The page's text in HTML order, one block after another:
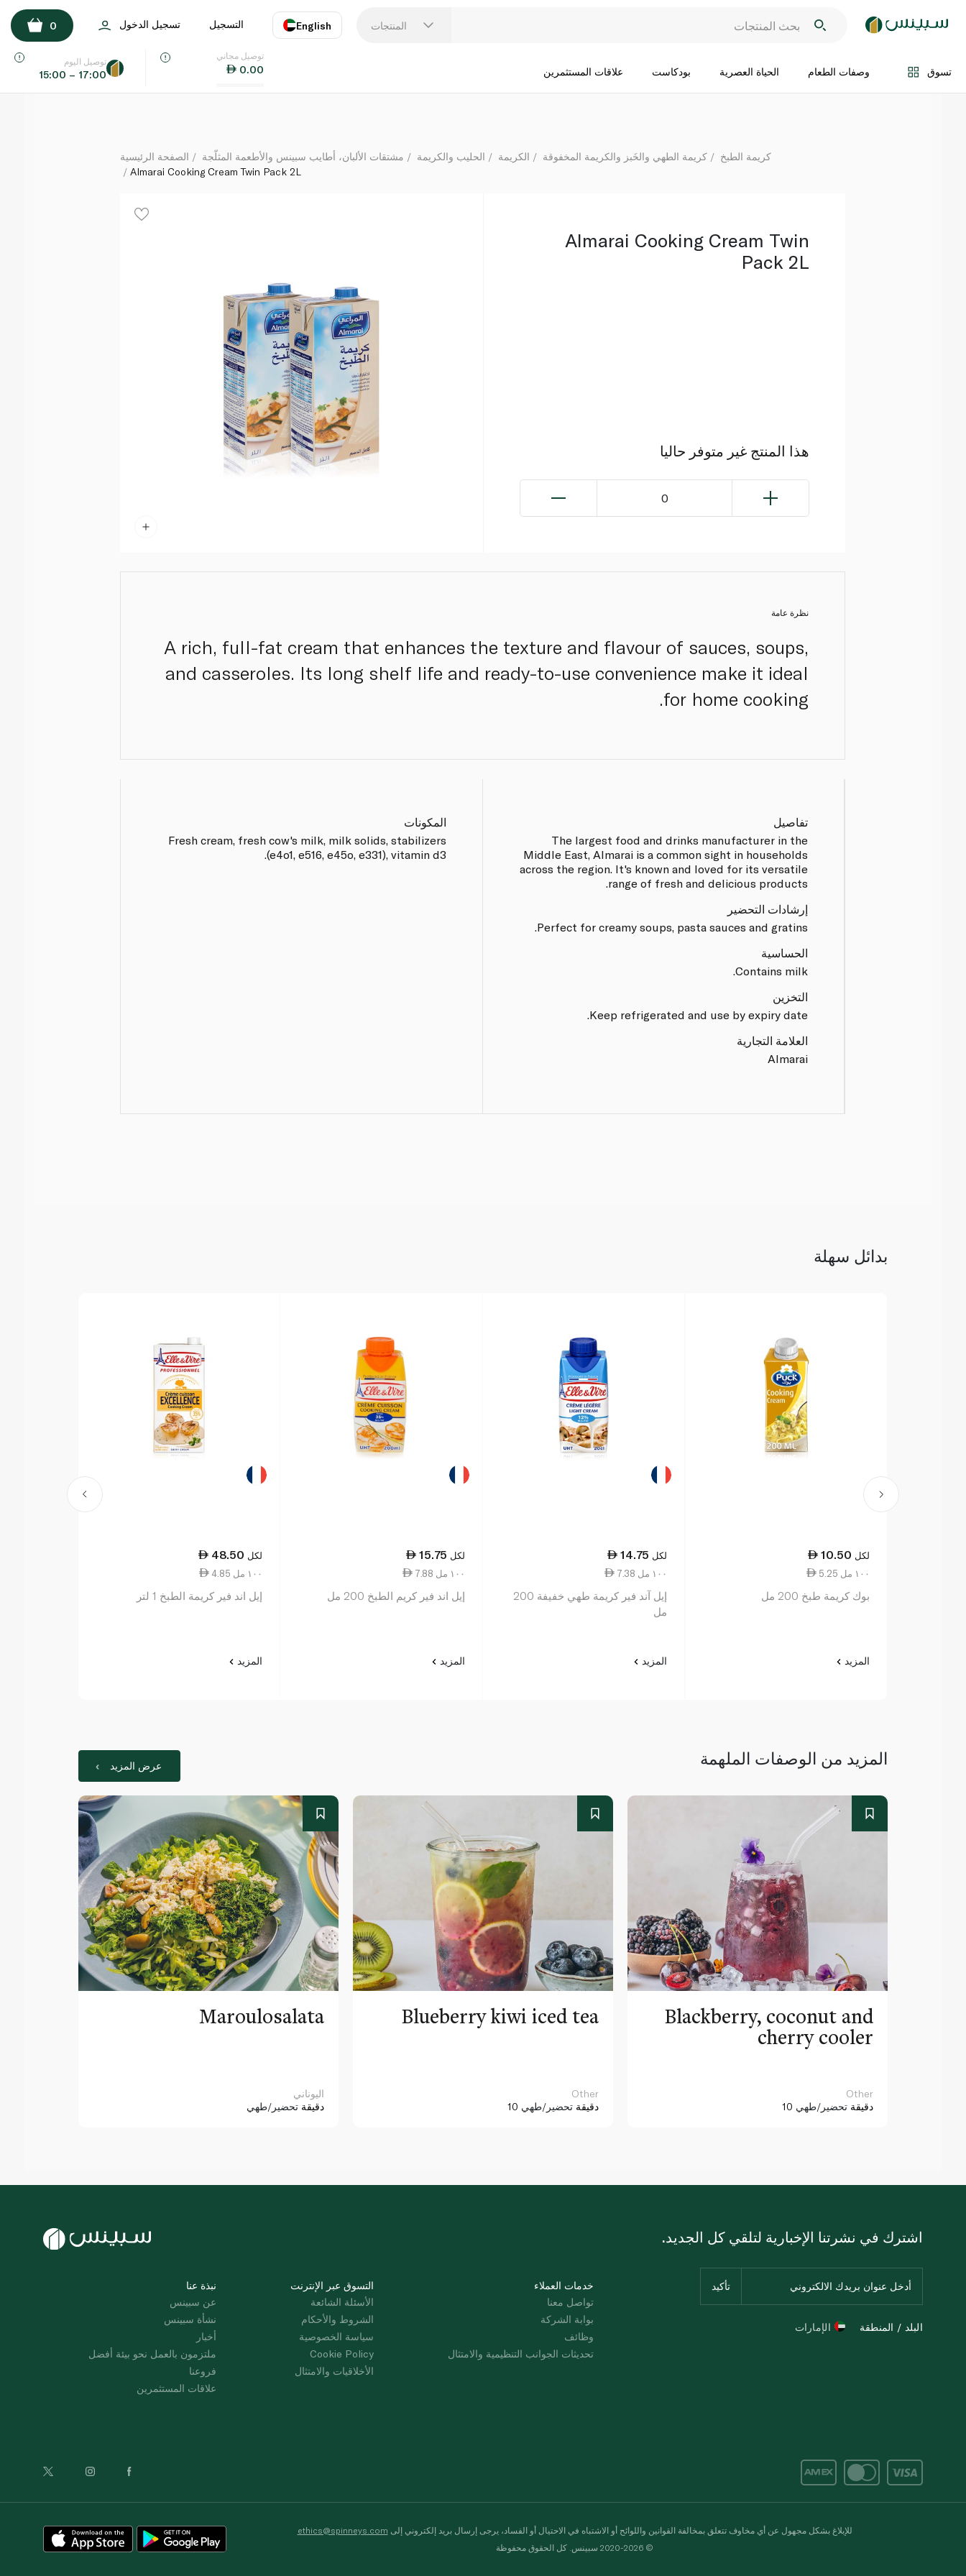
المنتجات English
اللغة
التسجيل تسجيل الدخول 0
تسوق وصفات الطعام الحياة العصرية بودكاست علاقات المستثمرين
توصيل مجاني
0.00
توصيل اليوم
15:00 – 17:00
اضف الى السلة
الصفحة الرئيسية مشتقات الألبان، أطايب سبينس والأطعمة المثلّجة الحليب والكريمة الكريمة كريمة الطهي والخَبز والكريمة المخفوقة
كريمة الطبخ
Almarai Cooking Cream Twin Pack 2L
Almarai Cooking Cream Twin
Pack 2L
هذا المنتج غير متوفر حاليا
0
نظرة عامة
A rich, full-fat cream that enhances the texture and flavour of sauces, soups,
and casseroles. Its long shelf life and ready-to-use convenience make it ideal
for home cooking.
تفاصيل
The largest food and drinks manufacturer in the
Middle East, Almarai is a common sight in households
across the region. It's known and loved for its versatile
range of fresh and delicious products.
إرشادات التحضير
Perfect for creamy soups, pasta sauces and gratins.
الحساسية
Contains milk.
التخزين
Keep refrigerated and use by expiry date.
العلامة التجارية
Almarai
المكونات
Fresh cream, fresh cow's milk, milk solids, stabilizers
(e4o1, e516, e45o, e331), vitamin d3.
بدائل سهلة
10.50 لكل
5.25 ١٠٠ مل
بوك كريمة طبخ 200 مل
المزيد
14.75 لكل
7.38 ١٠٠ مل
إيل آند فير كريمة طهي خفيفة 200
مل
المزيد
15.75 لكل
7.88 ١٠٠ مل
إيل اند فير كريم الطبخ 200 مل
المزيد
48.50 لكل
4.85 ١٠٠ مل
إيل اند فير كريمة الطبخ 1 لتر
المزيد
المزيد من الوصفات الملهمة عرض المزيد
Maroulosalata
اليوناني
دقيقة تحضير/طهي
Blueberry kiwi iced tea
Other
10 دقيقة تحضير/طهي
Blackberry, coconut and
cherry cooler
Other
10 دقيقة تحضير/طهي
نبذة عنا
عن سبينس
نشأة سبينس
أخبار
ملتزمون بالعمل نحو بيئة أفضل
فروعنا
علاقات المستثمرين
التسوق عبر الإنترنت
الأسئلة الشائعة
الشروط والأحكام
سياسة الخصوصية
Cookie Policy
الأخلاقيات والامتثال
خدمات العملاء
تواصل معنا
بوابة الشركة
وظائف
تحديثات الجوانب التنظيمية والامتثال
اشترك في نشرتنا الإخبارية لتلقي كل الجديد.
البلد / المنطقة الإمارات
للإبلاغ بشكل مجهول عن أي مخاوف تتعلق بمخالفة القوانين واللوائح أو الاشتباه في الاحتيال أو الفساد، يرجى إرسال بريد إلكتروني إلى ethics@spinneys.com
© 2020-2026 سبينس. كل الحقوق محفوظة